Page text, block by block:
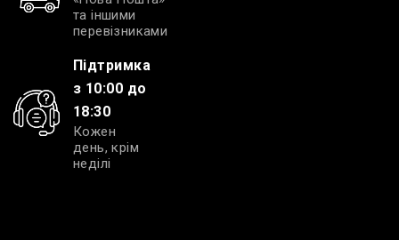
та іншими
перевізниками
Підтримка
з 10:00 до
18:30
Кожен
день, крім
неділі